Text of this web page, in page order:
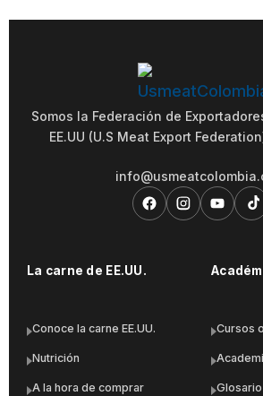
La carne de EE.UU.
Conoce la carne EE.UU.
Nutrición
A la hora de comprar
Cursos
Somos la Federación de
EE.UU (U.S Meat Export